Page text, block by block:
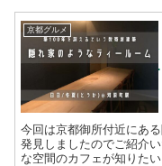
京都グルメ
今回は京都御所付近にあ
発見しましたのでご紹介いたします。 「日本茶
な空間のカフェが知りたい」 という方におすすめです。ご参